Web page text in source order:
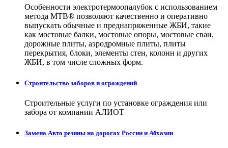
Особенности электротермоопалубок с использованием
метода МТВ® позволяют качественно и оперативно
выпускать обычные и преднапряженные ЖБИ, такие
как мостовые балки, мостовые опоры, мостовые сваи,
дорожные плиты, аэродромные плиты, плиты
перекрытия, блоки, элементы стен, колонн и других
ЖБИ, в том числе сложных форм.
Строительство заборов и ограждений
Строительные услуги по установке ограждения или
забора от компании АЛИОТ
Замена Авто резины на дорогах России и Абхазии